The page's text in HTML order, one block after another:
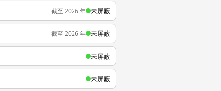
截至 2026 年 未屏蔽
截至 2026 年 未屏蔽
未屏蔽
未屏蔽